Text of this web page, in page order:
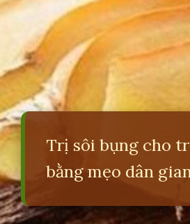
Trị sôi bụng cho
bằng mẹo dân